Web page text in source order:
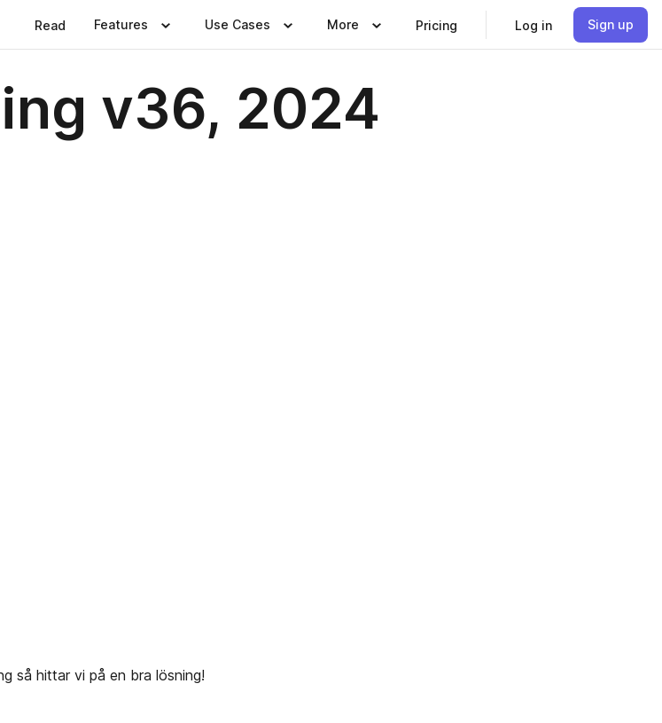
Read Features Use Cases More Pricing Log in Sign up
v36, 2024
så hittar vi på en bra lösning!